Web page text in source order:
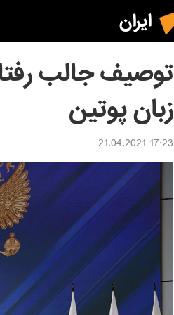
ایران
توصیف جالب
زبان پوتین
17:23 21.04.2021